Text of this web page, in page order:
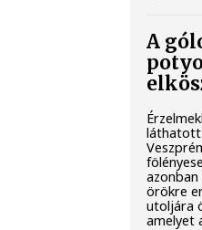
A
láthatott
örökre
utoljára
amelyet